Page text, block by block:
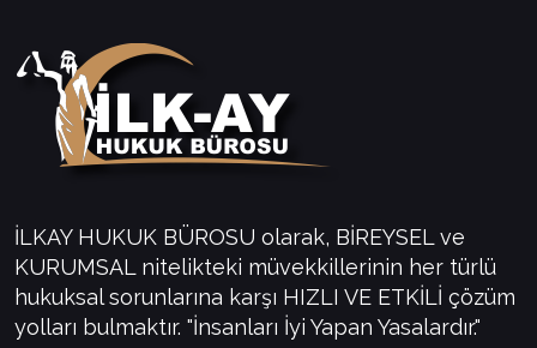
İLKAY HUKUK BÜROSU olarak, BİREYSEL ve
KURUMSAL nitelikteki müvekkillerinin her türlü
hukuksal sorunlarına karşı HIZLI VE ETKİLİ çözüm
yolları bulmaktır. "İnsanları İyi Yapan Yasalardır."